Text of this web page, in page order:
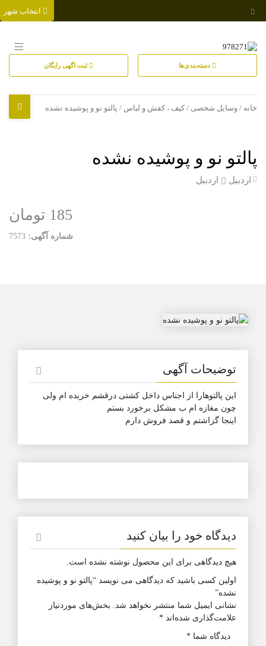
دسته‌بندی‌ها ثبت اگهی رایگان
خانه / وسایل شخصی / کیف ، کفش و لباس / پالتو نو و پوشیده نشده
پالتو نو و پوشیده نشده
اردبیل اردبیل
185 تومان
شماره آگهی: 7573
توضیحات آگهی
این پالتوهارا از اجناس داخل کشتی درقشم خریده ام ولی
چون مغازه ام ب مشکل برخورد بستم
اینجا گزاشتم و قصد فروش دارم
دیدگاه خود را بیان کنید
هیچ دیدگاهی برای این محصول نوشته نشده است.
اولین کسی باشید که دیدگاهی می نویسد “پالتو نو و پوشیده
نشده”
نشانی ایمیل شما منتشر نخواهد شد. بخش‌های موردنیاز
علامت‌گذاری شده‌اند *
دیدگاه شما *